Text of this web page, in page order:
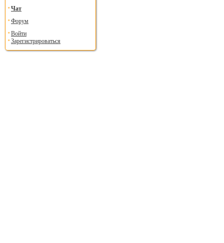
Чат
Форум
Войти
Зарегистрироваться